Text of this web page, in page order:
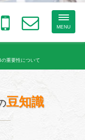
Toggle
MENU
の重要性について
豆知識